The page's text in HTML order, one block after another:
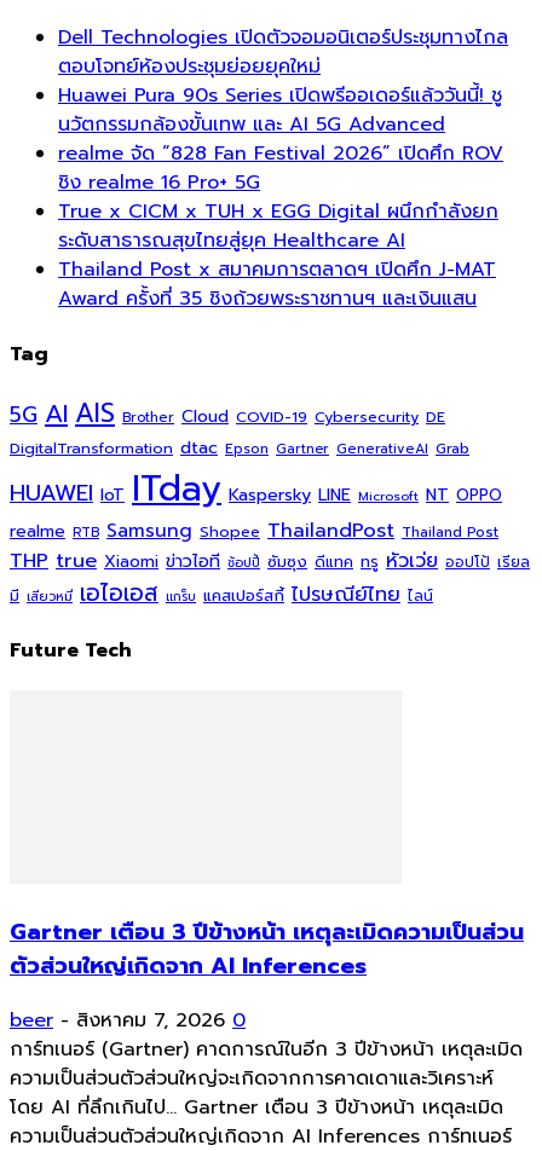
Dell Technologies เปิดตัวจอมอนิเตอร์ประชุมทางไกล
ตอบโจทย์ห้องประชุมย่อยยุคใหม่
Huawei Pura 90s Series เปิดพรีออเดอร์แล้ววันนี้! ชู
นวัตกรรมกล้องขั้นเทพ และ AI 5G Advanced
realme จัด “828 Fan Festival 2026” เปิดศึก ROV
ชิง realme 16 Pro+ 5G
True x CICM x TUH x EGG Digital ผนึกกำลังยก
ระดับสาธารณสุขไทยสู่ยุค Healthcare AI
Thailand Post x สมาคมการตลาดฯ เปิดศึก J-MAT
Award ครั้งที่ 35 ชิงถ้วยพระราชทานฯ และเงินแสน
Tag
5G AI AIS Brother Cloud COVID-19 Cybersecurity DE
DigitalTransformation dtac Epson Gartner GenerativeAI Grab
HUAWEI IoT ITday Kaspersky LINE Microsoft NT OPPO
realme RTB Samsung Shopee ThailandPost Thailand Post
THP true Xiaomi ข่าวไอที ช้อปปี้ ซัมซุง ดีแทค ทรู หัวเว่ย ออปโป้ เรียล
มี เสียวหมี่ เอไอเอส แกร็บ แคสเปอร์สกี้ ไปรษณีย์ไทย ไลน์
Future Tech
Gartner เตือน 3 ปีข้างหน้า เหตุละเมิดความเป็นส่วน
ตัวส่วนใหญ่เกิดจาก AI Inferences
beer - สิงหาคม 7, 2026 0
การ์ทเนอร์ (Gartner) คาดการณ์ในอีก 3 ปีข้างหน้า เหตุละเมิด
ความเป็นส่วนตัวส่วนใหญ่จะเกิดจากการคาดเดาและวิเคราะห์
โดย AI ที่ลึกเกินไป... Gartner เตือน 3 ปีข้างหน้า เหตุละเมิด
ความเป็นส่วนตัวส่วนใหญ่เกิดจาก AI Inferences การ์ทเนอร์